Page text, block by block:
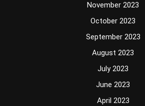
November 2023
October 2023
September 2023
August 2023
July 2023
June 2023
April 2023